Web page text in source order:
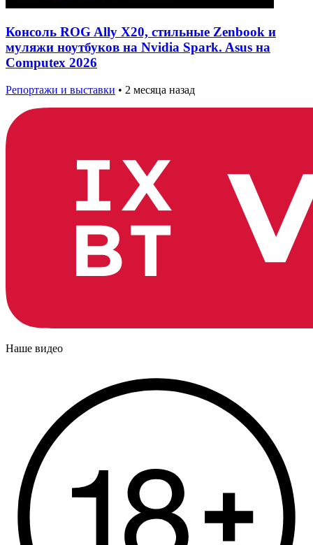
Консоль ROG Ally X20, стильные Zenbook и
муляжи ноутбуков на Nvidia Spark. Asus на
Computex 2026
Репортажи и выставки • 2 месяца назад
Наше видео